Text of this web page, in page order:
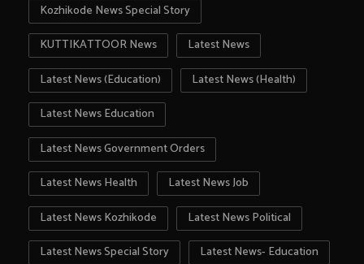
Kozhikode News Special Story
KUTTIKATTOOR News
Latest News
Latest News (Education)
Latest News (Health)
Latest News Education
Latest News Government Orders
Latest News Health
Latest News Job
Latest News Kozhikode
Latest News Political
Latest News Special Story
Latest News- Education